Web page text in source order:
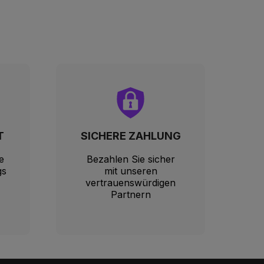
SICHERE ZAHLUNG
Bezahlen Sie sicher
mit unseren
vertrauenswürdigen
Partnern